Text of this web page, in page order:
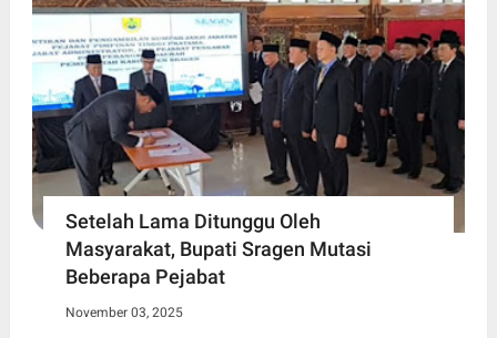
Setelah Lama Ditunggu Oleh
Masyarakat, Bupati Sragen Mutasi
Beberapa Pejabat
November 03, 2025